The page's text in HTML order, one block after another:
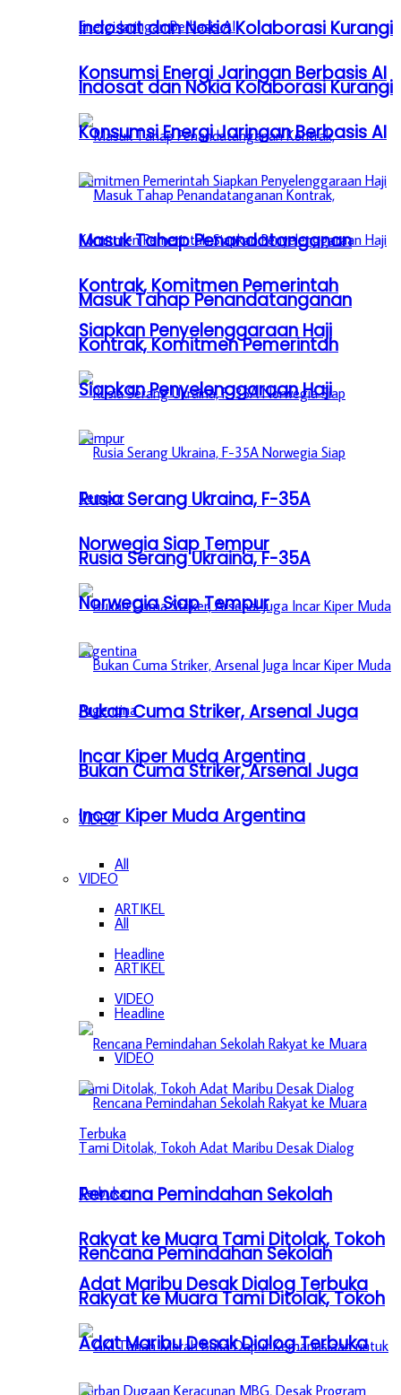
Indosat dan Nokia Kolaborasi Kurangi
Konsumsi Energi Jaringan Berbasis AI
Masuk Tahap Penandatanganan
Kontrak, Komitmen Pemerintah
Siapkan Penyelenggaraan Haji
Rusia Serang Ukraina, F-35A
Norwegia Siap Tempur
Bukan Cuma Striker, Arsenal Juga
Incar Kiper Muda Argentina
VIDEO
All
ARTIKEL
Headline
VIDEO
Rencana Pemindahan Sekolah
Rakyat ke Muara Tami Ditolak, Tokoh
Adat Maribu Desak Dialog Terbuka
Indosat dan Nokia Kolaborasi Kurangi
Konsumsi Energi Jaringan Berbasis AI
Masuk Tahap Penandatanganan
Kontrak, Komitmen Pemerintah
Siapkan Penyelenggaraan Haji
Rusia Serang Ukraina, F-35A
Norwegia Siap Tempur
Bukan Cuma Striker, Arsenal Juga
Incar Kiper Muda Argentina
VIDEO
All
ARTIKEL
Headline
VIDEO
Rencana Pemindahan Sekolah
Rakyat ke Muara Tami Ditolak, Tokoh
Adat Maribu Desak Dialog Terbuka